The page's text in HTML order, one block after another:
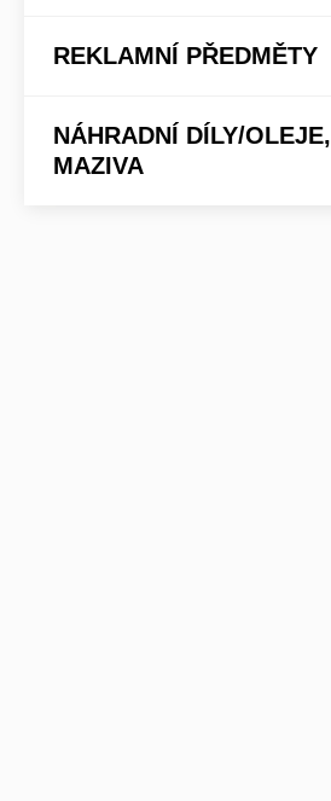
REKLAMNÍ PŘEDMĚTY
NÁHRADNÍ DÍLY/OLEJE,
MAZIVA